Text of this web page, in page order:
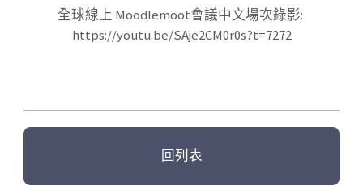
全球線上 Moodlemoot會議中文場次錄影:
https://youtu.be/SAje2CM0r0s?t=7272
回列表